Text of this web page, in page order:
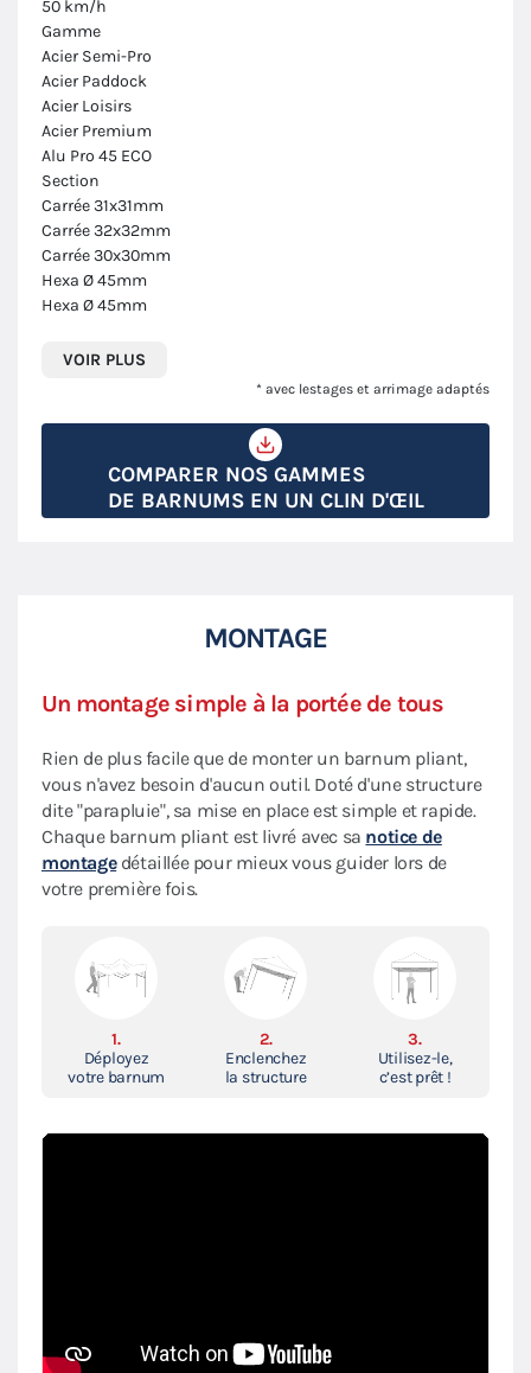
50 km/h
Gamme
Acier Semi-Pro
Acier Paddock
Acier Loisirs
Acier Premium
Alu Pro 45 ECO
Section
Carrée 31x31mm
Carrée 32x32mm
Carrée 30x30mm
Hexa Ø 45mm
Hexa Ø 45mm
VOIR PLUS
* avec lestages et arrimage adaptés
COMPARER NOS GAMMES
DE BARNUMS EN UN CLIN D'ŒIL
MONTAGE
Un montage simple à la portée de tous
Rien de plus facile que de monter un barnum pliant,
vous n'avez besoin d'aucun outil. Doté d'une structure
dite "parapluie", sa mise en place est simple et rapide.
Chaque barnum pliant est livré avec sa notice de
montagedétaillée pour mieux vous guider lors de
votre première fois.
1.
Déployez
votre barnum
2.
Enclenchez
la structure
3.
Utilisez-le,
c’est prêt !